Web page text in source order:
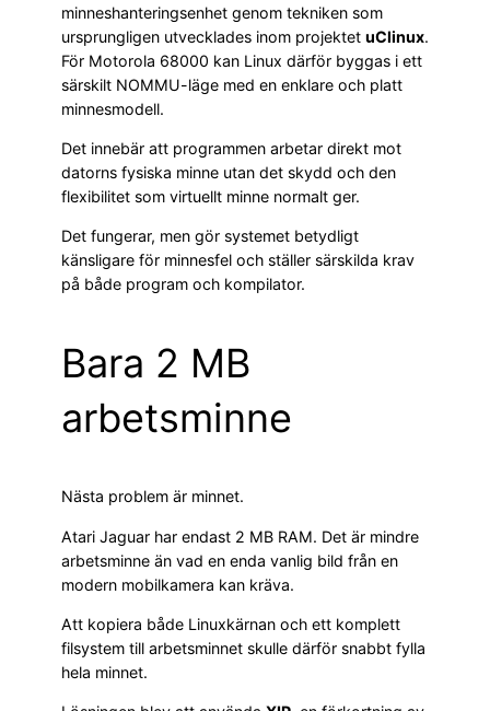
minneshanteringsenhet genom tekniken som
ursprungligen utvecklades inom projektet uClinux.
För Motorola 68000 kan Linux därför byggas i ett
särskilt NOMMU-läge med en enklare och platt
minnesmodell.
Det innebär att programmen arbetar direkt mot
datorns fysiska minne utan det skydd och den
flexibilitet som virtuellt minne normalt ger.
Det fungerar, men gör systemet betydligt
känsligare för minnesfel och ställer särskilda krav
på både program och kompilator.
Bara 2 MB
arbetsminne
Nästa problem är minnet.
Atari Jaguar har endast 2 MB RAM. Det är mindre
arbetsminne än vad en enda vanlig bild från en
modern mobilkamera kan kräva.
Att kopiera både Linuxkärnan och ett komplett
filsystem till arbetsminnet skulle därför snabbt fylla
hela minnet.